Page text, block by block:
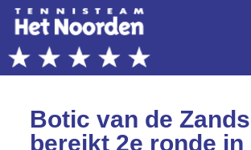
Botic van de
bereikt 2e ronde in